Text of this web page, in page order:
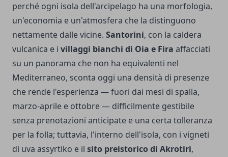
perché ogni isola dell'arcipelago ha una morfologia,
un'economia e un'atmosfera che la distinguono
nettamente dalle vicine. Santorini, con la caldera
vulcanica e i villaggi bianchi di Oia e Fira affacciati
su un panorama che non ha equivalenti nel
Mediterraneo, sconta oggi una densità di presenze
che rende l'esperienza — fuori dai mesi di spalla,
marzo-aprile e ottobre — difficilmente gestibile
senza prenotazioni anticipate e una certa tolleranza
per la folla; tuttavia, l'interno dell'isola, con i vigneti
di uva assyrtiko e il sito preistorico di Akrotiri,